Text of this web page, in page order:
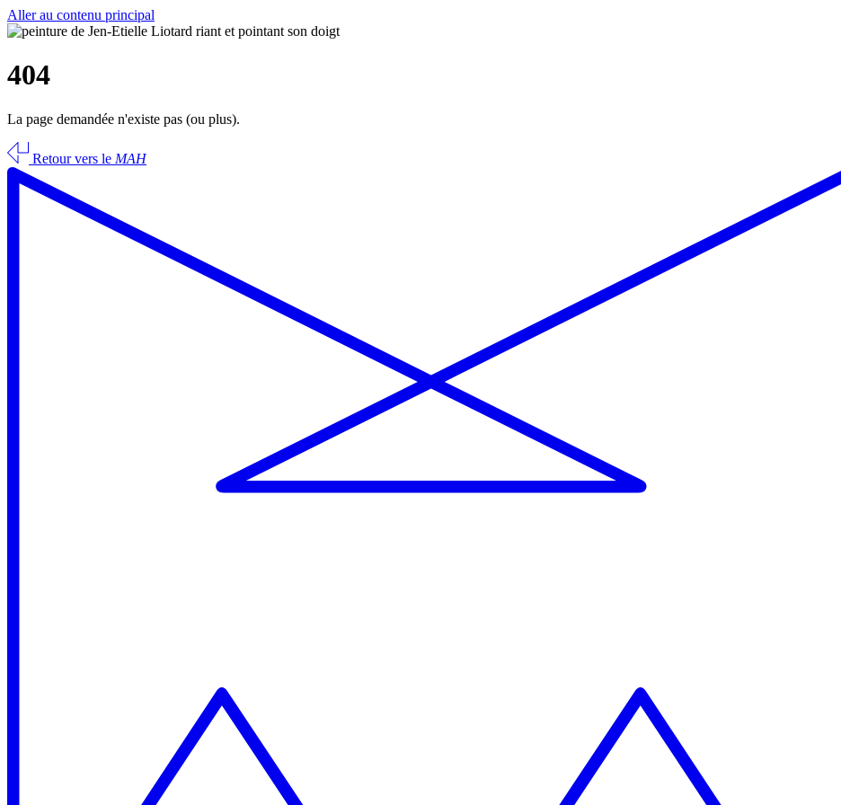
Aller au contenu principal
404
La page demandée n'existe pas (ou plus).
Retour vers le MAH